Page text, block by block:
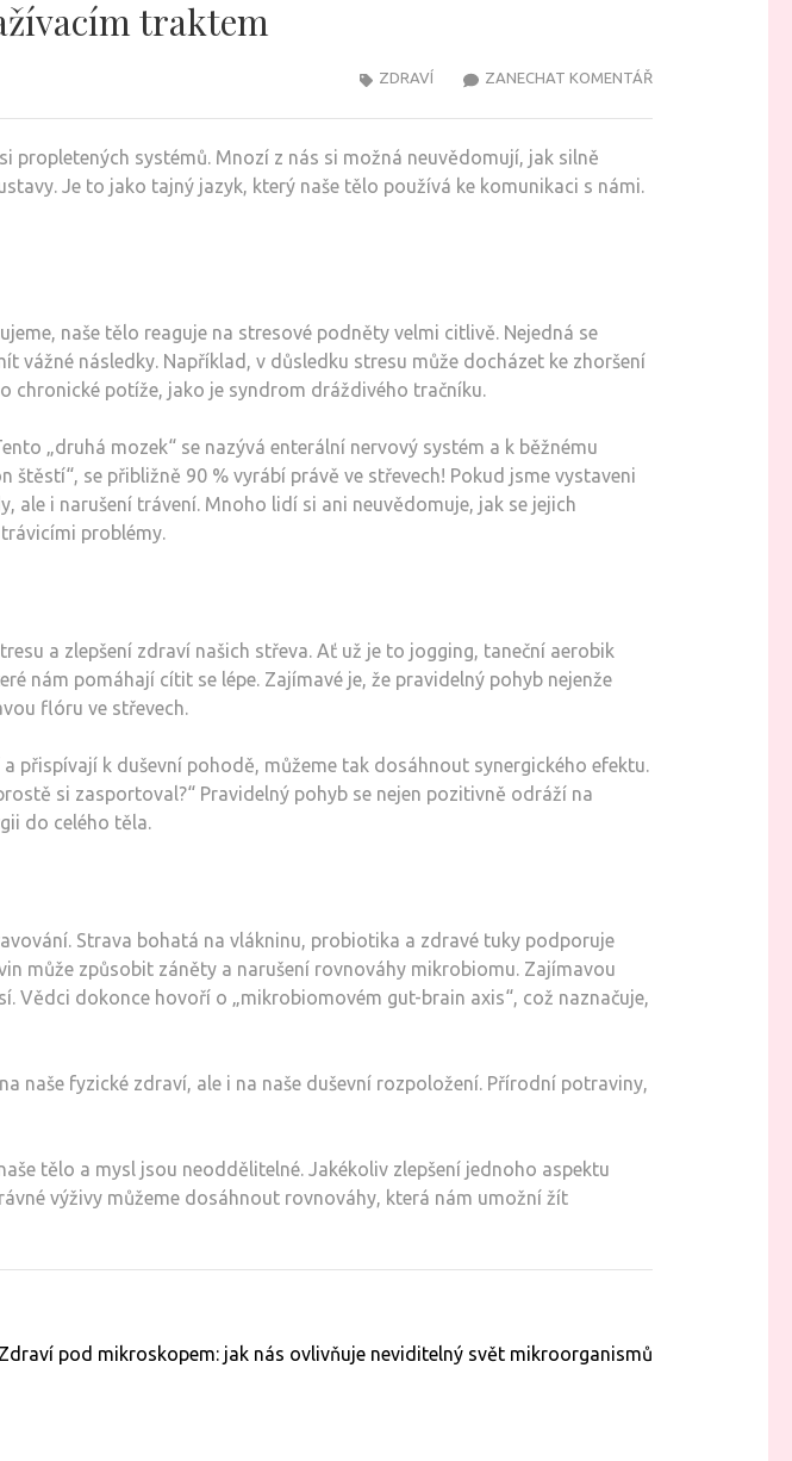
traktem
ZANECHAT KOMENTÁŘNA
ZDRAVÍ
propletených systémů. Mnozí z nás si možná neuvědomují, jak silně
Je to jako tajný jazyk, který naše tělo používá ke komunikaci s námi.
naše tělo reaguje na stresové podněty velmi citlivě. Nejedná se
následky. Například, v důsledku stresu může docházet ke zhoršení
chronické potíže, jako je syndrom dráždivého tračníku.
„druhá mozek“ se nazývá enterální nervový systém a k běžnému
se přibližně 90 % vyrábí právě ve střevech! Pokud jsme vystaveni
ale i narušení trávení. Mnoho lidí si ani neuvědomuje, jak se jejich
problémy.
a zlepšení zdraví našich střeva. Ať už je to jogging, taneční aerobik
nám pomáhají cítit se lépe. Zajímavé je, že pravidelný pohyb nejenže
flóru ve střevech.
k duševní pohodě, můžeme tak dosáhnout synergického efektu.
si zasportoval?“ Pravidelný pohyb se nejen pozitivně odráží na
do celého těla.
Strava bohatá na vlákninu, probiotika a zdravé tuky podporuje
může způsobit záněty a narušení rovnováhy mikrobiomu. Zajímavou
Vědci dokonce hovoří o „mikrobiomovém gut-brain axis“, což naznačuje,
naše fyzické zdraví, ale i na naše duševní rozpoložení. Přírodní potraviny,
tělo a mysl jsou neoddělitelné. Jakékoliv zlepšení jednoho aspektu
výživy můžeme dosáhnout rovnováhy, která nám umožní žít
Zdraví pod mikroskopem: jak nás ovlivňuje neviditelný svět mikroorganismů